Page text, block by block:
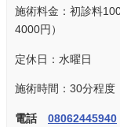
施術料金：初診料
4000円）
定休日：水曜日
施術時間：30分程度
電話 08062445940